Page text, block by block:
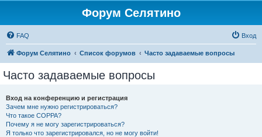
Форум Селятино
FAQ Вход
Форум Селятино Список форумов Часто задаваемые вопросы
Часто задаваемые вопросы
Вход на конференцию и регистрация
Зачем мне нужно регистрироваться?
Что такое COPPA?
Почему я не могу зарегистрироваться?
Я только что зарегистрировался, но не могу войти!